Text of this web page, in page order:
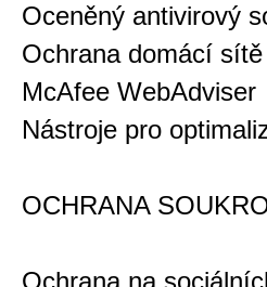
Oceněný antivirový
Ochrana domácí sítě
McAfee WebAdviser
Nástroje pro
OCHRANA
Ochrana na